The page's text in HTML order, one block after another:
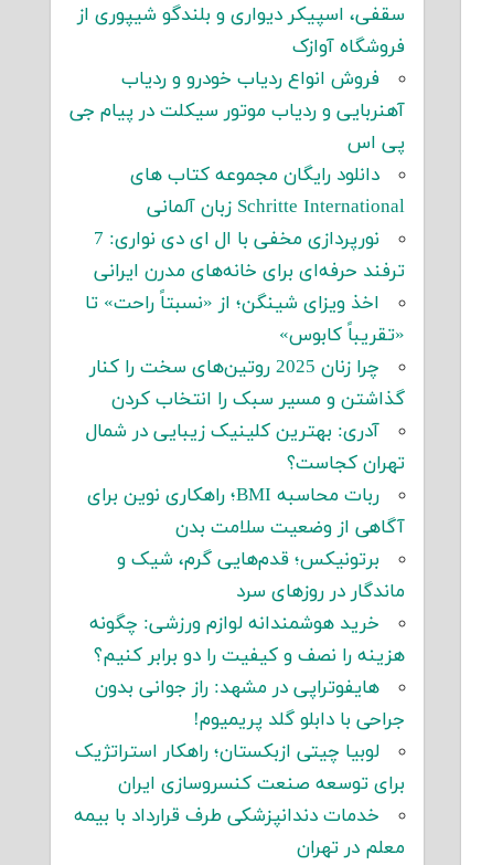
سقفی، اسپیکر دیواری و بلندگو شیپوری از
فروشگاه آوازک
فروش انواع ردیاب خودرو و ردیاب
آهنربایی و ردیاب موتور سیکلت در پیام جی
پی اس
دانلود رایگان مجموعه کتاب های
Schritte International زبان آلمانی
نورپردازی مخفی با ال ای دی نواری: 7
ترفند حرفه‌ای برای خانه‌های مدرن ایرانی
اخذ ویزای شینگن؛ از «نسبتاً راحت» تا
«تقریباً کابوس»
چرا زنان 2025 روتین‌های سخت را کنار
گذاشتن و مسیر سبک را انتخاب کردن
آدری: بهترین کلینیک زیبایی در شمال
تهران کجاست؟
ربات محاسبه BMI؛ راهکاری نوین برای
آگاهی از وضعیت سلامت بدن
برتونیکس؛ قدم‌هایی گرم، شیک و
ماندگار در روزهای سرد
خرید هوشمندانه لوازم ورزشی: چگونه
هزینه را نصف و کیفیت را دو برابر کنیم؟
هایفوتراپی در مشهد: راز جوانی بدون
جراحی با دابلو گلد پریمیوم!
لوبیا چیتی ازبکستان؛ راهکار استراتژیک
برای توسعه صنعت کنسروسازی ایران
خدمات دندانپزشکی طرف قرارداد با بیمه
معلم در تهران